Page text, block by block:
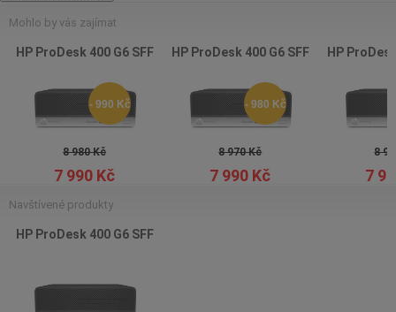
Mohlo by vás zajímat
HP ProDesk 400 G6 SFF
- 990 Kč
8 980 Kč
7 990 Kč
HP ProDesk 400 G6 SFF
- 980 Kč
8 970 Kč
7 990 Kč
HP
8
7
Navštívené produkty
HP ProDesk 400 G6 SFF